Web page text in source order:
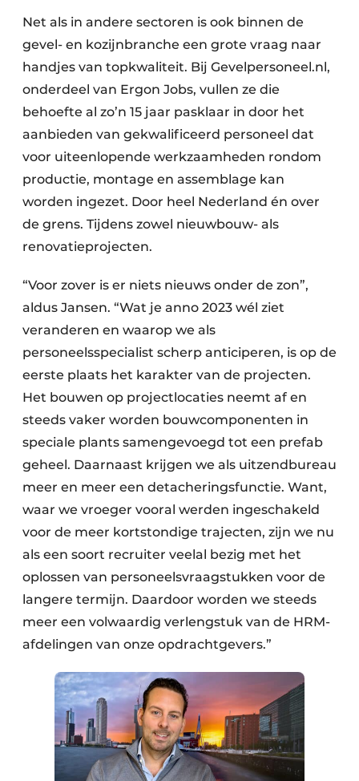
Net als in andere sectoren is ook binnen de
gevel- en kozijnbranche een grote vraag naar
handjes van topkwaliteit. Bij Gevelpersoneel.nl,
onderdeel van Ergon Jobs, vullen ze die
behoefte al zo’n 15 jaar pasklaar in door het
aanbieden van gekwalificeerd personeel dat
voor uiteenlopende werkzaamheden rondom
productie, montage en assemblage kan
worden ingezet. Door heel Nederland én over
de grens. Tijdens zowel nieuwbouw- als
renovatieprojecten.
“Voor zover is er niets nieuws onder de zon”,
aldus Jansen. “Wat je anno 2023 wél ziet
veranderen en waarop we als
personeelsspecialist scherp anticiperen, is op de
eerste plaats het karakter van de projecten.
Het bouwen op projectlocaties neemt af en
steeds vaker worden bouwcomponenten in
speciale plants samengevoegd tot een prefab
geheel. Daarnaast krijgen we als uitzendbureau
meer en meer een detacheringsfunctie. Want,
waar we vroeger vooral werden ingeschakeld
voor de meer kortstondige trajecten, zijn we nu
als een soort recruiter veelal bezig met het
oplossen van personeelsvraagstukken voor de
langere termijn. Daardoor worden we steeds
meer een volwaardig verlengstuk van de HRM-
afdelingen van onze opdrachtgevers.”